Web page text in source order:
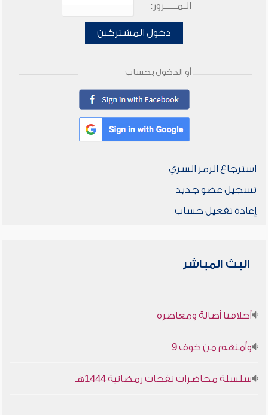
الـمـــــرور:
دخول المشتركين
أو الدخول بحساب
استرجاع الرمز السري
تسجيل عضو جديد
إعادة تفعيل حساب
البث المباشر
أخلاقنا أصالة ومعاصرة
وأمنهم من خوف 9
سلسلة محاضرات نفحات رمضانية 1444هـ